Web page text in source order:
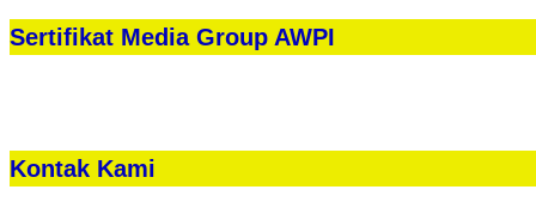
Sertifikat Media Group AWPI
Kontak Kami